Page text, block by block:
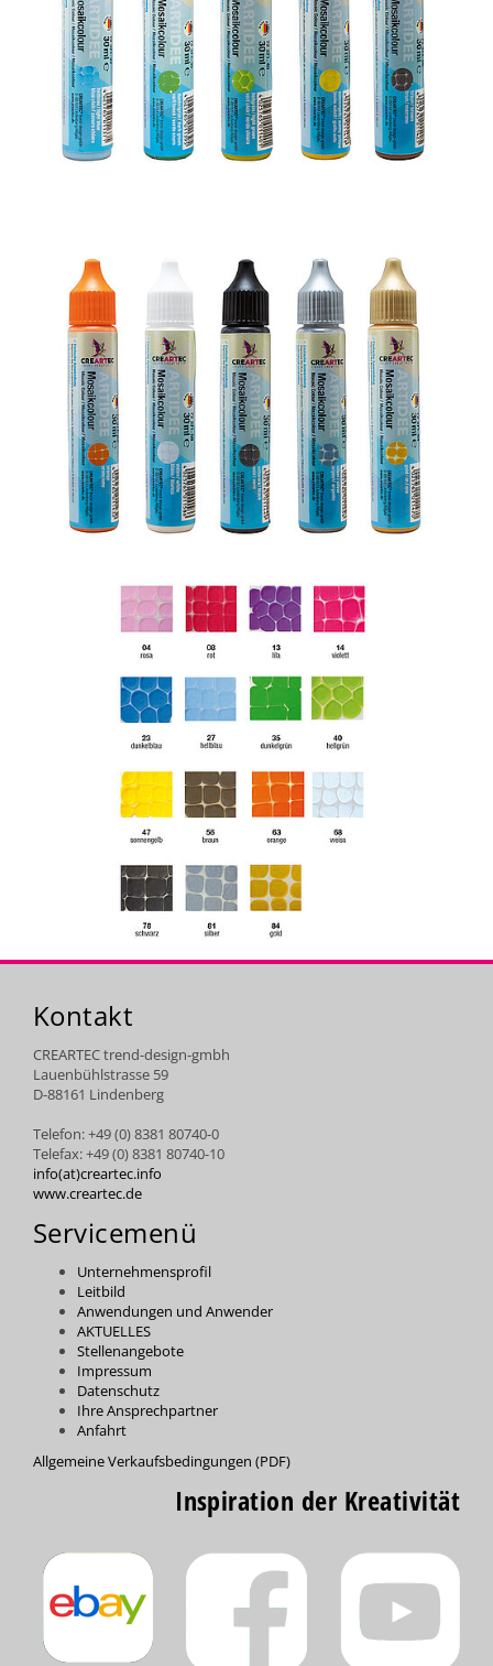
Kontakt
CREARTEC trend-design-gmbh
Lauenbühlstrasse 59
D-88161 Lindenberg
Telefon: +49 (0) 8381 80740-0
Telefax: +49 (0) 8381 80740-10
info(at)creartec.info
www.creartec.de
Servicemenü
Unternehmensprofil
Leitbild
Anwendungen und Anwender
AKTUELLES
Stellenangebote
Impressum
Datenschutz
Ihre Ansprechpartner
Anfahrt
Allgemeine Verkaufsbedingungen (PDF)
Inspiration der Kreativität